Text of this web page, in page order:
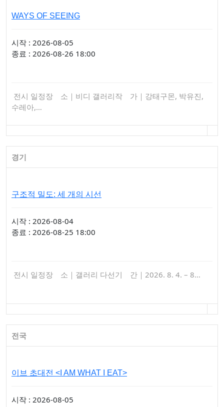
WAYS OF SEEING
시작 : 2026-08-05
종료 : 2026-08-26 18:00
전시 일정장 소｜비디 갤러리작 가｜강태구몬, 박유진,
수레아,…
경기
구조적 밀도: 세 개의 시선
시작 : 2026-08-04
종료 : 2026-08-25 18:00
전시 일정장 소｜갤러리 다선기 간｜2026. 8. 4. – 8…
전국
이브 초대전 <I AM WHAT I EAT>
시작 : 2026-08-05